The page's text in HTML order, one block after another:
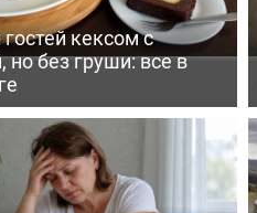
кексом с
но без груши: все в